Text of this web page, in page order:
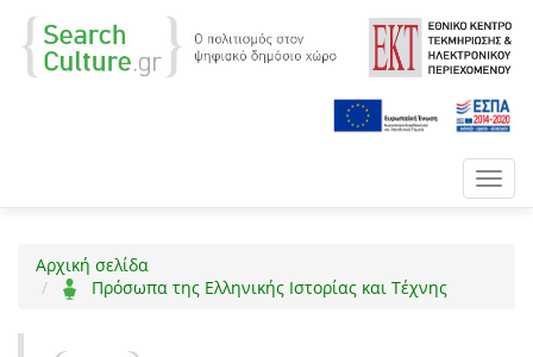
Αρχική σελίδα
Πρόσωπα της Ελληνικής Ιστορίας και Τέχνης